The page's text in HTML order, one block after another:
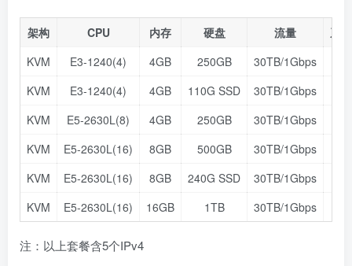
架构 CPU 内存 硬盘 流量
系统
KVM
E3-1240(4) 4GB 250GB
30TB/1Gbps
KVM
E3-1240(4) 4GB 110G SSD
30TB/1Gbps
KVM
E5-2630L(8) 4GB 250GB
30TB/1Gbps
KVM
E5-2630L(16) 8GB 500GB
30TB/1Gbps
KVM
E5-2630L(16) 8GB 240G SSD
30TB/1Gbps
KVM
E5-2630L(16) 16GB 1TB 30TB/1Gbps
注：以上套餐含5个IPv4